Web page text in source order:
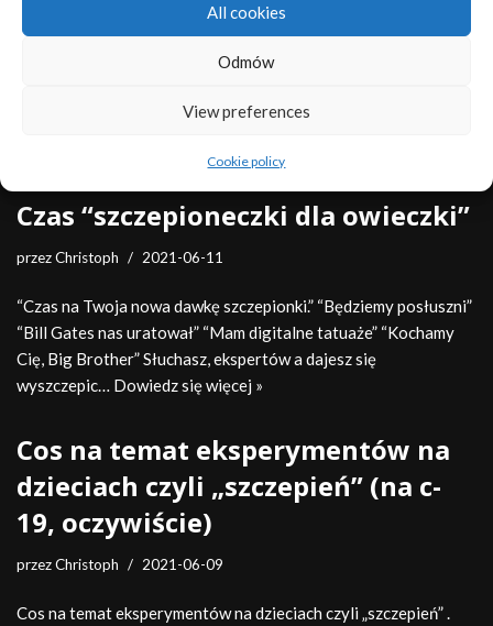
All cookies
Odmów
View preferences
Cookie policy
2021-07-01
“Ostatnia prosta” : „Szczepionka” (=eksperymentem
zraniono , w tym minimum 50% poważnie, 1.5 miliona ludzi.
Czas “szczepioneczki dla owieczki”
przezChristoph 2021-06-11
“Czas na Twoja nowa dawkę szczepionki.” “Będziemy posłuszni”
“Bill Gates nas uratował” “Mam digitalne tatuaże” “Kochamy
Cię, Big Brother” Słuchasz, ekspertów a dajesz się
wyszczepic… Dowiedz się więcej »
Cos na temat eksperymentów na
dzieciach czyli „szczepień” (na c-
19, oczywiście)
przezChristoph 2021-06-09
Cos na temat eksperymentów na dzieciach czyli „szczepień” .